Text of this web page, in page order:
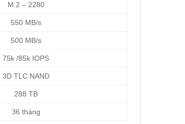
M.2 – 2280
550 MB/s
500 MB/s
75k /85k IOPS
3D TLC NAND
288 TB
36 tháng